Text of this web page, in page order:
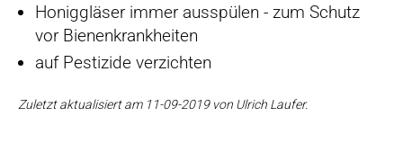
Honiggläser immer ausspülen - zum Schutz
vor Bienenkrankheiten
auf Pestizide verzichten
Zuletzt aktualisiert am 11-09-2019 von Ulrich Laufer.